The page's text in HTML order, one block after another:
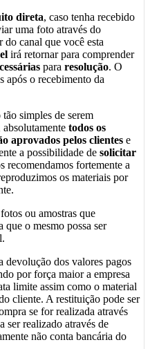
direta, caso tenha recebido
uma foto através do
canal que você esta
irá retornar para comprender
para resolução. O
após o recebimento da
simples de serem
todos os
aprovados pelos clientes e
a possibilidade de solicitar
recomendamos fortemente a
os materiais por
ou amostras que
o mesmo possa ser
devolução dos valores pagos
por força maior a empresa
limite assim como o material
cliente. A restituição pode ser
se for realizada através
ser realizado através de
não conta bancária do